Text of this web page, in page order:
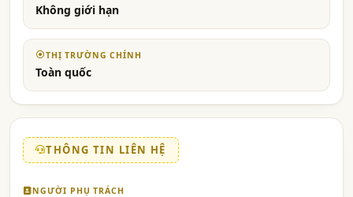
Không giới hạn
THỊ TRƯỜNG CHÍNH
Toàn quốc
THÔNG TIN LIÊN HỆ
NGƯỜI PHỤ TRÁCH